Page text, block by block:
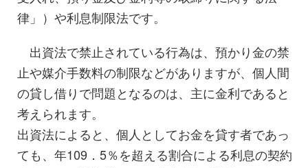
律」）や利息制限法です。
出資法で禁止されている行為は、預かり金の禁
止や媒介手数料の制限などがありますが、個人間
の貸し借りで問題となるのは、主に金利であると
考えられます。
出資法によると、個人としてお金を貸す者であっ
ても、年109．5％を超える割合による利息の契約